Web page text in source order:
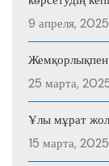
9 апреля, 2025
25 марта,
Ұлы мұрат
15 марта, 2025